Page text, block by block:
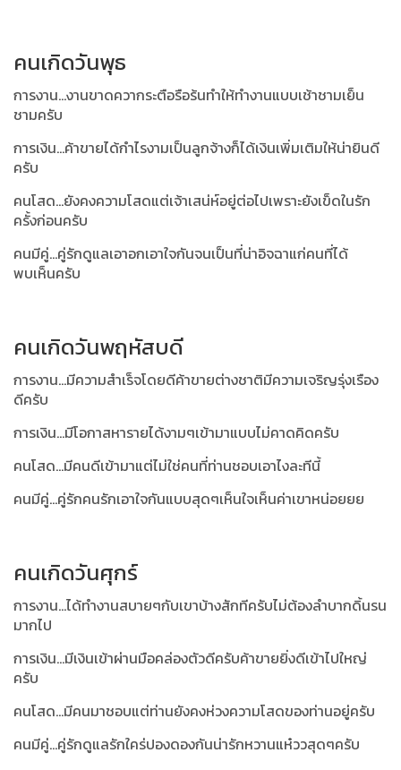
คนเกิดวันพุธ
การงาน...งานขาดควากระตือรือร้นทำให้ทำงานแบบเช้าชามเย็น
ชามครับ
การเงิน...ค้าขายได้กำไรงามเป็นลูกจ้างก็ได้เงินเพิ่มเติมให้น่ายินดี
ครับ
คนโสด...ยังคงความโสดแต่เจ้าเสน่ห์อยู่ต่อไปเพราะยังเข็ดในรัก
ครั้งก่อนครับ
คนมีคู่...คู่รักดูแลเอาอกเอาใจกันจนเป็นที่น่าอิจฉาแก่คนที่ได้
พบเห็นครับ
คนเกิดวันพฤหัสบดี
การงาน...มีความสำเร็จโดยดีค้าขายต่างชาติมีความเจริญรุ่งเรือง
ดีครับ
การเงิน...มีโอกาสหารายได้งามๆเข้ามาแบบไม่คาดคิดครับ
คนโสด...มีคนดีเข้ามาแต่ไม่ใช่คนที่ท่านชอบเอาไงละทีนี้
คนมีคู่...คู่รักคนรักเอาใจกันแบบสุดๆเห็นใจเห็นค่าเขาหน่อยยย
คนเกิดวันศุกร์
การงาน...ได้ทำงานสบายๆกับเขาบ้างสักทีครับไม่ต้องลำบากดิ้นรน
มากไป
การเงิน...มีเงินเข้าผ่านมือคล่องตัวดีครับค้าขายยิ่งดีเข้าไปใหญ่
ครับ
คนโสด...มีคนมาชอบแต่ท่านยังคงห่วงความโสดของท่านอยู่ครับ
คนมีคู่...คู่รักดูแลรักใคร่ปองดองกันน่ารักหวานแห๋ววสุดๆครับ